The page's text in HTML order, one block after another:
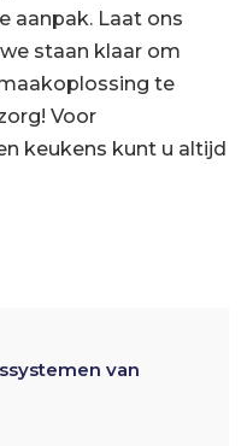
aanpak. Laat ons
staan klaar om
te
Voor
keukens kunt u altijd
van